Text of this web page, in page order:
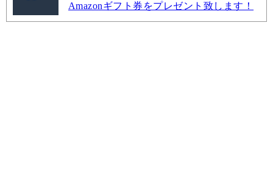
Amazonギフト券をプレゼント致します！